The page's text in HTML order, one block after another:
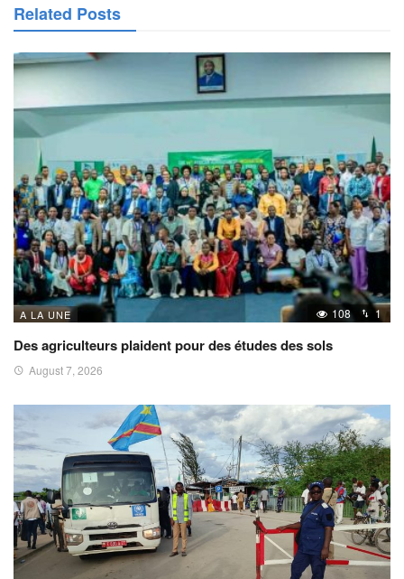
Related Posts
A LA UNE 108 1
Des agriculteurs plaident pour des études des sols
August 7, 2026